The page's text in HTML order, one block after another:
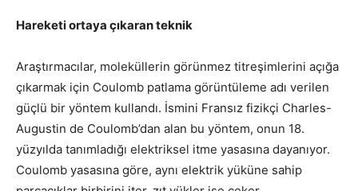
Hareketi ortaya çıkaran teknik
Araştırmacılar, moleküllerin görünmez titreşimlerini açığa
çıkarmak için Coulomb patlama görüntüleme adı verilen
güçlü bir yöntem kullandı. İsmini Fransız fizikçi Charles-
Augustin de Coulomb’dan alan bu yöntem, onun 18.
yüzyılda tanımladığı elektriksel itme yasasına dayanıyor.
Coulomb yasasına göre, aynı elektrik yüküne sahip